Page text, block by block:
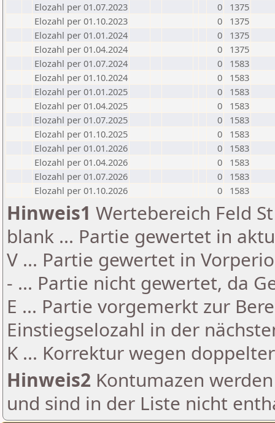
Elozahl per 01.07.2023
0
1375
Elozahl per 01.10.2023
0
1375
Elozahl per 01.01.2024
0
1375
Elozahl per 01.04.2024
0
1375
Elozahl per 01.07.2024
0
1583
Elozahl per 01.10.2024
0
1583
Elozahl per 01.01.2025
0
1583
Elozahl per 01.04.2025
0
1583
Elozahl per 01.07.2025
0
1583
Elozahl per 01.10.2025
0
1583
Elozahl per 01.01.2026
0
1583
Elozahl per 01.04.2026
0
1583
Elozahl per 01.07.2026
0
1583
Elozahl per 01.10.2026
0 1583
Hinweis1 Wertebereich Feld
blank ... Partie gewertet in
V ... Partie gewertet in
- ... Partie nicht gewertet, da
E ... Partie vorgemerkt zur
Einstiegselozahl in der
K ... Korrektur wegen
Hinweis2 Kontumazen
und sind in der Liste nicht